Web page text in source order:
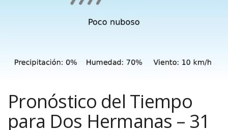
Pronóstico del Tiempo
para Dos Hermanas – 31